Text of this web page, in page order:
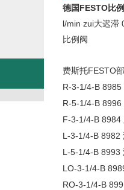
德国FESTO比
l/min zui大迟滞
比例阀
费斯托FESTO
R-3-1/4-B 8985
R-5-1/4-B 8996
F-3-1/4-B 8984
L-3-1/4-B 8982
L-5-1/4-B 8993
LO-3-1/4-B
RO-3-1/4-B